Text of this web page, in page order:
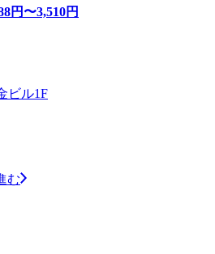
円〜3,510円
ビル1F
む